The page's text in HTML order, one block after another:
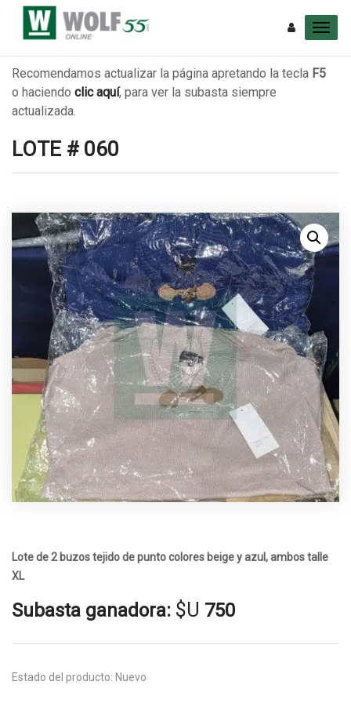
Recomendamos actualizar la página apretando la tecla F5
o haciendo clic aquí, para ver la subasta siempre
actualizada.
LOTE # 060
Lote de 2 buzos tejido de punto colores beige y azul, ambos talle
XL
Subasta ganadora: $U 750
Estado del producto: Nuevo